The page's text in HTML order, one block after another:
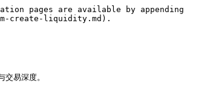
pages are available by appending
create-liquidity.md).
易深度。